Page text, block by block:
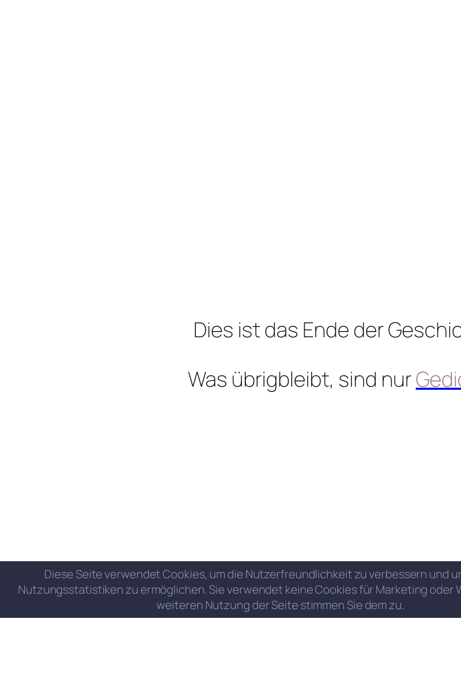
Dies ist das Ende der
Was übrigbleibt, sind nur
Diese Seite verwendet Cookies, um die Nutzerfreundlichkeit zu verbessern und
Nutzungsstatistiken zu ermöglichen. Sie verwendet keine Cookies für Marketing oder
weiteren Nutzung der Seite stimmen Sie dem zu.